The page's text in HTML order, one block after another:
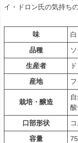
イ・ドロン氏の気持ち
味
品種
生産者
産地
栽培・醸造
口部形状
容量